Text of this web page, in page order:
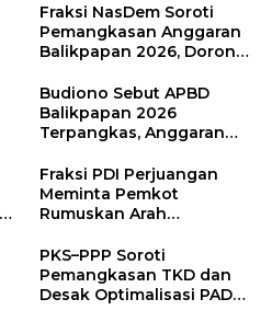
Fraksi NasDem Soroti
Pemangkasan Anggaran
Balikpapan 2026, Dorong
Publik
Budiono Sebut APBD
Balikpapan 2026
Terpangkas, Anggaran
Fraksi PDI Perjuangan
Meminta Pemkot
Rumuskan Arah
Terukur sebagai
Penyangga IKN
PKS–PPP Soroti
Pemangkasan TKD dan
Desak Optimalisasi PAD